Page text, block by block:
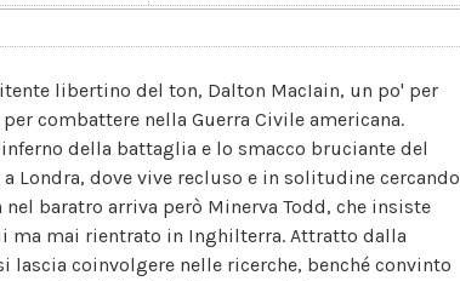
libertino del ton, Dalton MacIain, un po' per
combattere nella Guerra Civile americana.
della battaglia e lo smacco bruciante del
Londra, dove vive recluso e in solitudine cercando
baratro arriva però Minerva Todd, che insiste
mai rientrato in Inghilterra. Attratto dalla
coinvolgere nelle ricerche, benché convinto